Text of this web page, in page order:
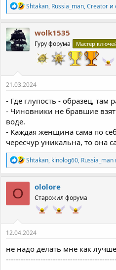
Р
е
а
к
ц
и
и
Shtakan, Russia_man,Creator и
wolk1535
Гуру форума Мастер
21.03.2024
- Где глупость - образец, там
- Чиновники не бравшие
воде.
- Каждая женщина сама по
чересчур уникальна, то она
Р
е
а
к
и
Shtakan, kinolog60, Russia_man
O ololore
Старожил форума
12.04.2024
не надо делать мне как